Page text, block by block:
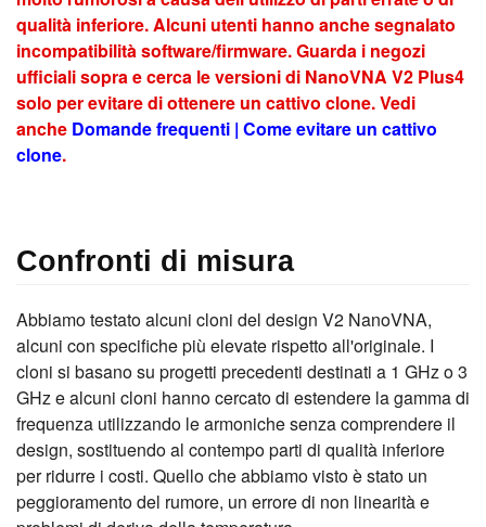
qualità inferiore. Alcuni utenti hanno anche segnalato
incompatibilità software/firmware. Guarda i negozi
ufficiali sopra e cerca le versioni di NanoVNA V2 Plus4
solo per evitare di ottenere un cattivo clone. Vedi
anche Domande frequenti | Come evitare un cattivo
clone.
Confronti di misura
Abbiamo testato alcuni cloni del design V2 NanoVNA,
alcuni con specifiche più elevate rispetto all'originale. I
cloni si basano su progetti precedenti destinati a 1 GHz o 3
GHz e alcuni cloni hanno cercato di estendere la gamma di
frequenza utilizzando le armoniche senza comprendere il
design, sostituendo al contempo parti di qualità inferiore
per ridurre i costi. Quello che abbiamo visto è stato un
peggioramento del rumore, un errore di non linearità e